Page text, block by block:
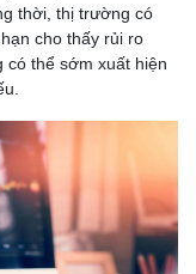
thời, thị trường có
cho thấy rủi ro
có thể sớm xuất hiện